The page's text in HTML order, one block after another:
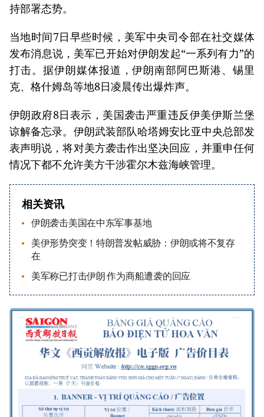
持部署态势。
当地时间7日早些时候，美军中央司令部在社交媒体
发布消息说，美军已开始对伊朗发起“一系列有力”的
打击。据伊朗媒体报道，伊朗南部阿巴斯港、锡里
克、格什姆岛等地8日凌晨传出爆炸声。
伊朗政府8日表示，美国袭击严重违反伊美伊斯兰堡
谅解备忘录。伊朗武装部队哈塔姆安比亚中央总部发
表声明说，将对美方袭击作出坚决回应，并重申任何
情况下都不允许美方干涉霍尔木兹海峡管理。
相关资讯
伊朗袭击美国在中东军事基地
美伊形势突变！特朗普发帖威胁：伊朗或将不复存
在
美军称已打击伊朗 作为商船遭袭的回应